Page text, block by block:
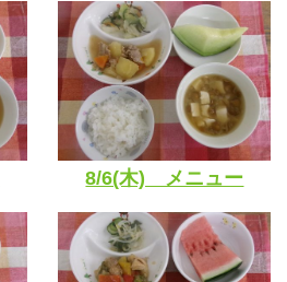
8/6(木) メニュー